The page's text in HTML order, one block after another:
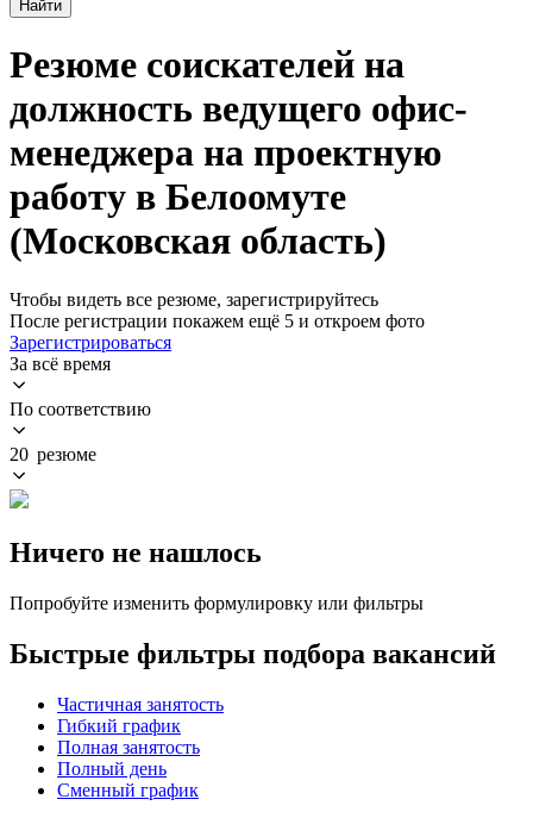
Найти
Резюме соискателей на
должность ведущего офис-
менеджера на проектную
работу в Белоомуте
(Московская область)
Чтобы видеть все резюме, зарегистрируйтесь
После регистрации покажем ещё 5 и откроем фото
Зарегистрироваться
За всё время
По соответствию
20 резюме
Ничего не нашлось
Попробуйте изменить формулировку или фильтры
Быстрые фильтры подбора вакансий
Частичная занятость
Гибкий график
Полная занятость
Полный день
Сменный график